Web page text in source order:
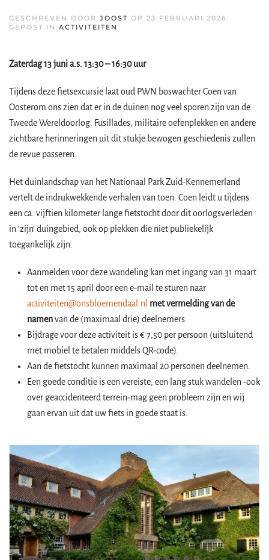
GESCHREVEN DOOR JOOST OP 23 FEBRUARI 2026
GEPOST IN ACTIVITEITEN
Zaterdag 13 juni a.s. 13:30 – 16:30 uur
Tijdens deze fietsexcursie laat oud PWN boswachter Coen van
Oosterom ons zien dat er in de duinen nog veel sporen zijn van de
Tweede Wereldoorlog. Fusillades, militaire oefenplekken en andere
zichtbare herinneringen uit dit stukje bewogen geschiedenis zullen
de revue passeren.
Het duinlandschap van het Nationaal Park Zuid-Kennemerland
vertelt de indrukwekkende verhalen van toen. Coen leidt u tijdens
een ca. vijftien kilometer lange fietstocht door dit oorlogsverleden
in ‘zijn’ duingebied, ook op plekken die niet publiekelijk
toegankelijk zijn.
Aanmelden voor deze wandeling kan met ingang van 31 maart
tot en met 15 april door een e-mail te sturen naar
activiteiten@onsbloemendaal.nl met vermelding van de
namenvan de (maximaal drie) deelnemers.
Bijdrage voor deze activiteit is € 7,50 per persoon (uitsluitend
met mobiel te betalen middels QR-code).
Aan de fietstocht kunnen maximaal 20 personen deelnemen.
Een goede conditie is een vereiste; een lang stuk wandelen -ook
over geaccidenteerd terrein-mag geen probleem zijn en wij
gaan ervan uit dat uw fiets in goede staat is.